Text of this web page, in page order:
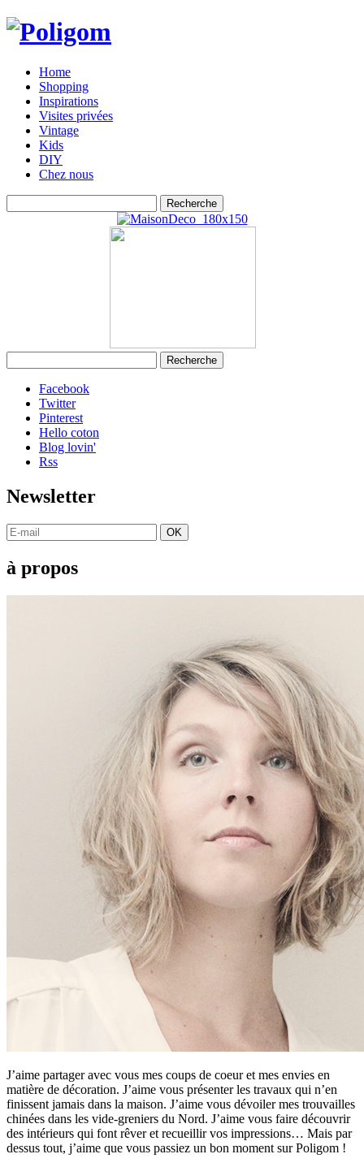
Home
Shopping
Inspirations
Visites privées
Vintage
Kids
DIY
Chez nous
Facebook
Twitter
Pinterest
Hello coton
Blog lovin'
Rss
Newsletter
OK
à propos
J’aime partager avec vous mes coups de coeur et mes envies en
matière de décoration. J’aime vous présenter les travaux qui n’en
finissent jamais dans la maison. J’aime vous dévoiler mes trouvailles
chinées dans les vide-greniers du Nord. J’aime vous faire découvrir
des intérieurs qui font rêver et recueillir vos impressions… Mais par
dessus tout, j’aime que vous passiez un bon moment sur Poligom !